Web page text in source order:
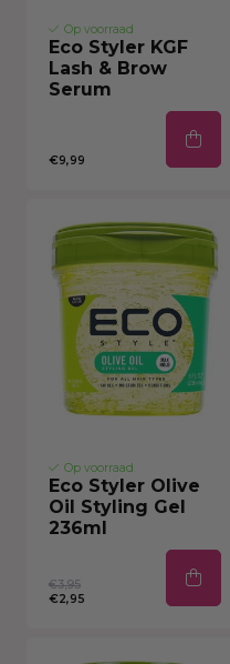
Op voorraad
Eco Styler KGF
Lash & Brow
Serum
€9,99
Op voorraad
Eco Styler Olive
Oil Styling Gel
236ml
€3,95
€2,95